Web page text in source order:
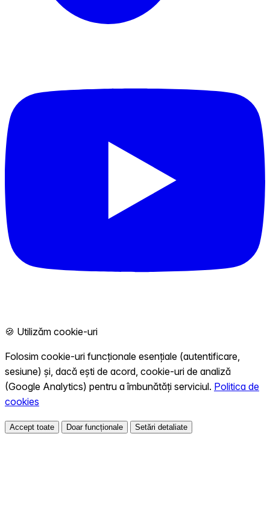
🍪 Utilizăm cookie-uri
Folosim cookie-uri funcționale esențiale (autentificare,
sesiune) și, dacă ești de acord, cookie-uri de analiză
(Google Analytics) pentru a îmbunătăți serviciul. Politica de
cookies
Accept toate Doar funcționale Setări detaliate